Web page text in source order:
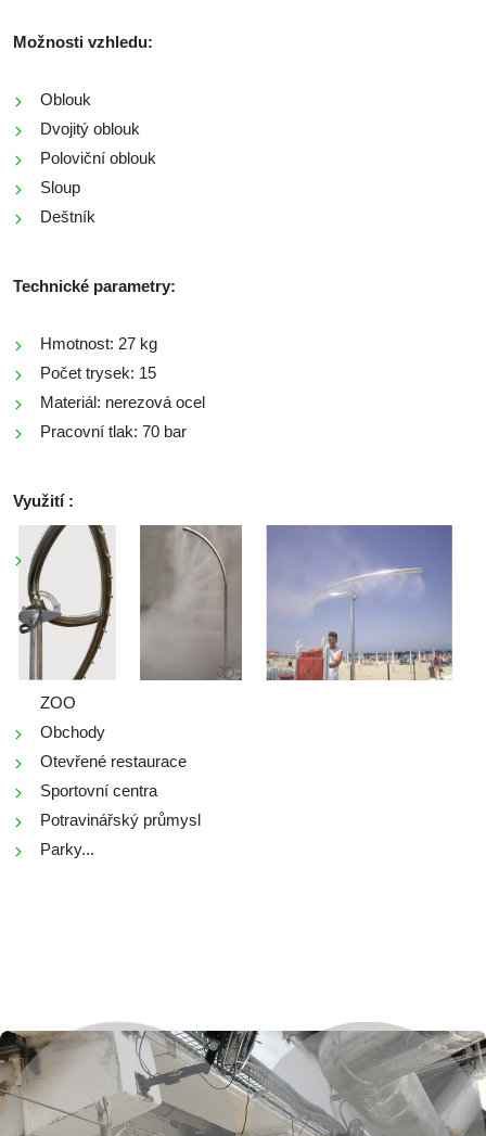
Možnosti vzhledu:
Oblouk
Dvojitý oblouk
Poloviční oblouk
Sloup
Deštník
Technické parametry:
Hmotnost: 27 kg
Počet trysek: 15
Materiál: nerezová ocel
Pracovní tlak: 70 bar
Využití :
ZOO
Obchody
Otevřené restaurace
Sportovní centra
Potravinářský průmysl
Parky...